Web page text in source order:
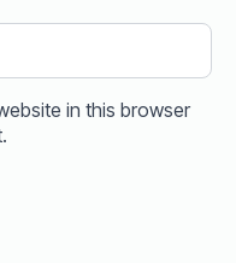
in this browser